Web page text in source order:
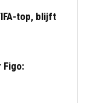
top, blijft
Figo: